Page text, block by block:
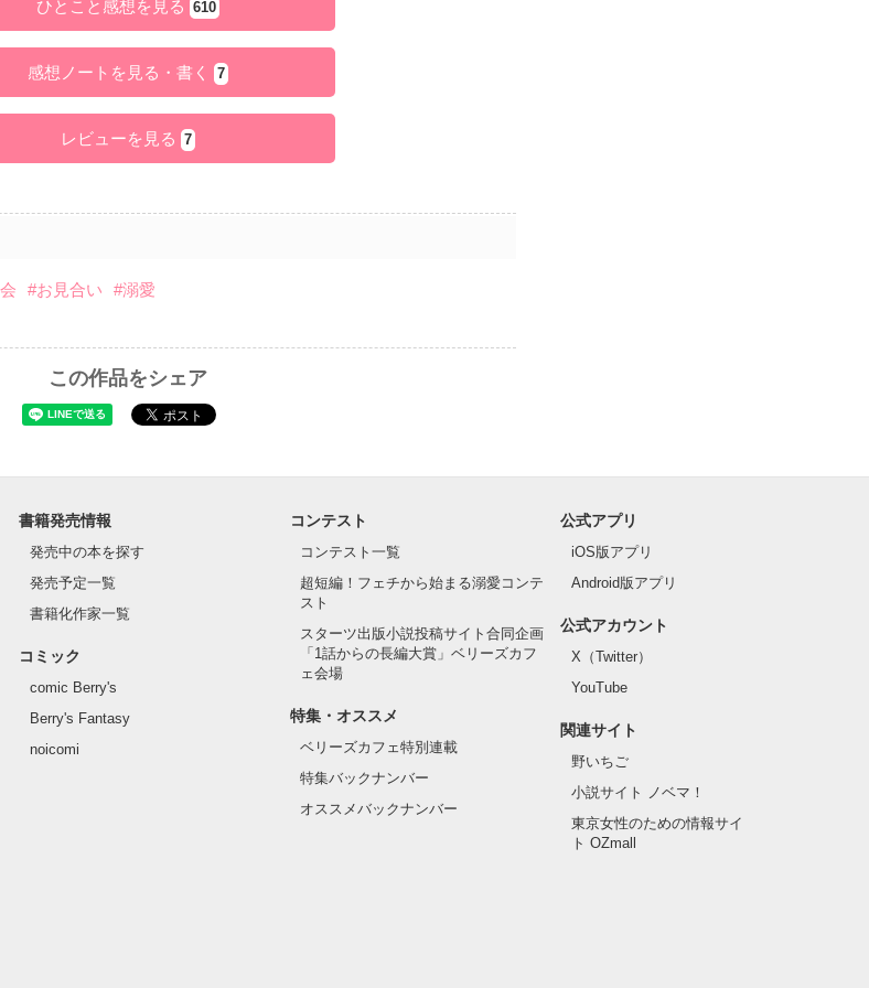
ひとこと感想を見る 610
感想ノートを見る・書く 7
レビューを見る 7
#お見合い #溺愛
この作品をシェア
書籍発売情報
発売中の本を探す
発売予定一覧
書籍化作家一覧
コミック
comic Berry's
Berry's Fantasy
noicomi
コンテスト
コンテスト一覧
超短編！フェチから始まる溺愛コンテ
スト
スターツ出版小説投稿サイト合同企画
「1話からの長編大賞」ベリーズカフ
ェ会場
特集・オススメ
ベリーズカフェ特別連載
特集バックナンバー
オススメバックナンバー
公式アプリ
iOS版アプリ
Android版アプリ
公式アカウント
X（Twitter）
YouTube
関連サイト
野いちご
小説サイト ノベマ！
東京女性のための情報サイ
ト OZmall